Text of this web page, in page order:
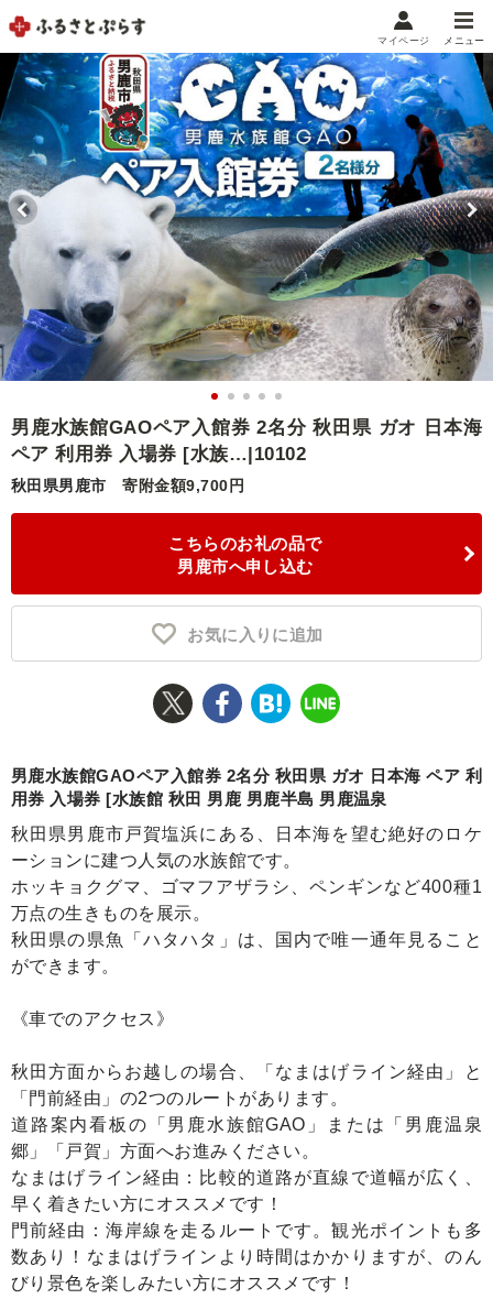
メニュー
マイメニュー
マイページ
お気に入り 閲覧履歴
メニュー
お礼の品から探す
お礼の品をカテゴリや金額で絞り込み
自治体から探す
ランキング
特集・おすすめ
マイページ
男鹿水族館GAOペア入館券 2名分 秋田県 ガオ 日本海
ペア 利用券 入場券 [水族…|10102
秋田県男鹿市 寄附金額9,700円
こちらのお礼の品で
男鹿市へ申し込む
お気に入りに追加
男鹿水族館GAOペア入館券 2名分 秋田県 ガオ 日本海 ペア 利
用券 入場券 [水族館 秋田 男鹿 男鹿半島 男鹿温泉
秋田県男鹿市戸賀塩浜にある、日本海を望む絶好のロケ
ーションに建つ人気の水族館です。
ホッキョクグマ、ゴマフアザラシ、ペンギンなど400種1
万点の生きものを展示。
秋田県の県魚「ハタハタ」は、国内で唯一通年見ること
ができます。
《車でのアクセス》
秋田方面からお越しの場合、「なまはげライン経由」と
「門前経由」の2つのルートがあります。
道路案内看板の「男鹿水族館GAO」または「男鹿温泉
郷」「戸賀」方面へお進みください。
なまはげライン経由：比較的道路が直線で道幅が広く、
早く着きたい方にオススメです！
門前経由：海岸線を走るルートです。観光ポイントも多
数あり！なまはげラインより時間はかかりますが、のん
びり景色を楽しみたい方にオススメです！